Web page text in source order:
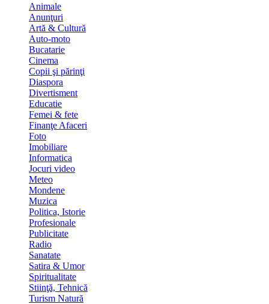
Animale
Anunţuri
Artă & Cultură
Auto-moto
Bucatarie
Cinema
Copii şi părinţi
Diaspora
Divertisment
Educatie
Femei & fete
Finanţe Afaceri
Foto
Imobiliare
Informatica
Jocuri video
Meteo
Mondene
Muzica
Politica, Istorie
Profesionale
Publicitate
Radio
Sanatate
Satira & Umor
Spiritualitate
Stiinţă, Tehnică
Turism Natură